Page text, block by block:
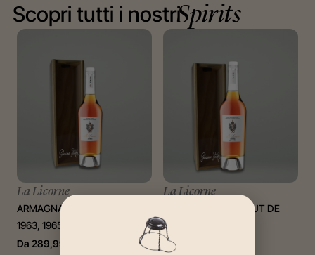
Scopri tutti i nostriSpirits
La Licorne
ARMAGNAC – MILLÉSIME
1963, 1965, 1966, 1967
Da 289,99
La Licorne
BAS ARMAGNAC BRUT DE
FUT 1995
112,00